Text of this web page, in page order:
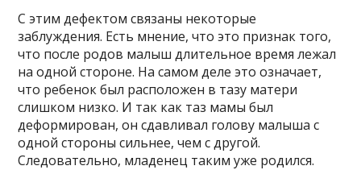
С этим дефектом связаны некоторые
заблуждения. Есть мнение, что это признак того,
что после родов малыш длительное время лежал
на одной стороне. На самом деле это означает,
что ребенок был расположен в тазу матери
слишком низко. И так как таз мамы был
деформирован, он сдавливал голову малыша с
одной стороны сильнее, чем с другой.
Следовательно, младенец таким уже родился.